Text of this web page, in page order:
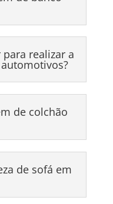
realizar a
de colchão
de sofá em